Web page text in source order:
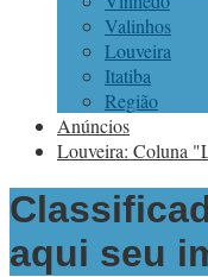
Valinhos
Louveira
Itatiba
Região
Anúncios
Louveira: Coluna
aqui seu